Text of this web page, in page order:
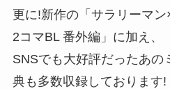
更に!新作の「サラリーマ
2コマBL 番外編」に加え、
SNSでも大好評だったあの
典も多数収録しております!